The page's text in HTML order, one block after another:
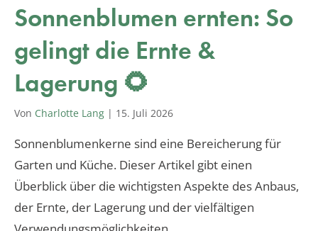
Sonnenblumen ernten: So
gelingt die Ernte &
Lagerung 🌻
Von Charlotte Lang | 15. Juli 2026
Sonnenblumenkerne sind eine Bereicherung für
Garten und Küche. Dieser Artikel gibt einen
Überblick über die wichtigsten Aspekte des Anbaus,
der Ernte, der Lagerung und der vielfältigen